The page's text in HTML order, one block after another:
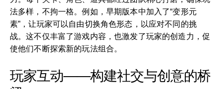
法多样，不拘一格。例如，早期版本中加入了“变形元
素”，让玩家可以自由切换角色形态，以应对不同的挑
战。这不仅丰富了游戏内容，也激发了玩家的创造力，促
使他们不断探索新的玩法组合。
玩家互动——构建社交与创意的桥